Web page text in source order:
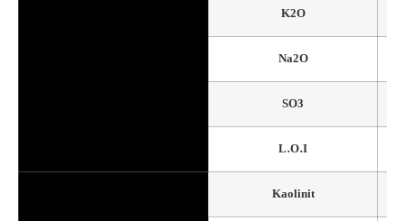
K2O
Na2O
SO3
L.O.I
Kaolinit